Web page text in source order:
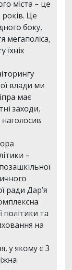
міста – це
Це
боку,
мегаполіса,
їхніх
влади ми
має
заходи,
–
ради Дар’я
та
на
у якому є 3